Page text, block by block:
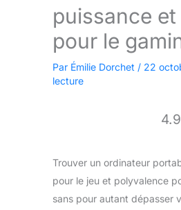
puissance
pour le
Par Émilie Dorchet / 22
lecture
Trouver un ordinateur
pour le jeu et polyvalence
sans pour autant dépasser